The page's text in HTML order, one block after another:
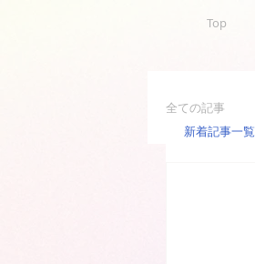
Top
全ての記事
新着記事一覧